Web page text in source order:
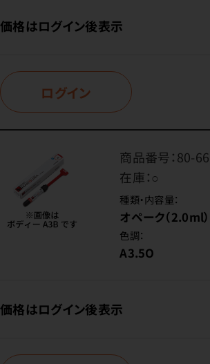
価格はログイン後表示
ログイン
商品番号：80-
在庫：○
種類・内容量：
オペーク（2.0ml）
色調：
A3.5O
価格はログイン後表示